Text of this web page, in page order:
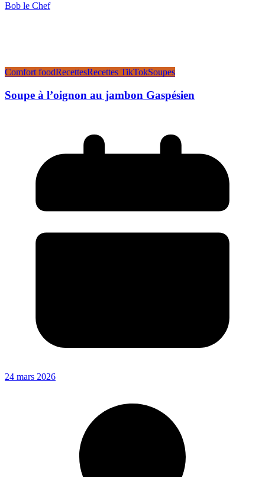
Bob le Chef
Comfort foodRecettesRecettes TikTokSoupes
Soupe à l’oignon au jambon Gaspésien
24 mars 2026